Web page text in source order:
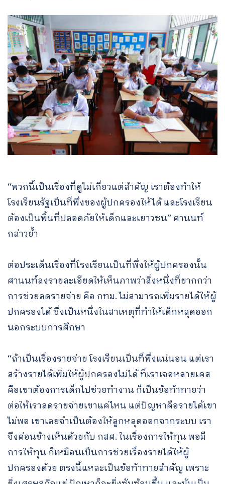
“พวกนี้เป็นเรื่องที่ดูไม่เกี่ยวแต่สำคัญ เราต้องทำให้
โรงเรียนรัฐเป็นที่พึ่งของผู้ปกครองให้ได้ และโรงเรียน
ต้องเป็นพื้นที่ปลอดภัยให้เด็กและเยาวชน” ศานนท์
กล่าวย้ำ
ต่อประเด็นเรื่องที่โรงเรียนเป็นที่พึ่งให้ผู้ปกครองนั้น
ศานนท์ลงรายละเอียดให้เห็นภาพว่าสิ่งหนึ่งที่ยากกว่า
การช่วยลดรายจ่าย คือ กทม. ไม่สามารถเพิ่มรายได้ให้ผู้
ปกครองได้ ซึ่งเป็นหนึ่งในสาเหตุที่ทำให้เด็กหลุดออก
นอกระบบการศึกษา
“ถ้าเป็นเรื่องรายจ่าย โรงเรียนเป็นที่พึ่งแน่นอน แต่เรา
สร้างรายได้เพิ่มให้ผู้ปกครองไม่ได้ ที่เราเจอหลายเคส
คือเขาต้องการเด็กไปช่วยทำงาน ก็เป็นข้อท้าทายว่า
ต่อให้เราลดรายจ่ายเขาแค่ไหน แต่ปัญหาคือรายได้เขา
ไม่พอ เขาเลยจำเป็นต้องให้ลูกหลุดออกจากระบบ เรา
จึงค่อนข้างเห็นด้วยกับ กสศ. ในเรื่องการให้ทุน พอมี
การให้ทุน ก็เหมือนเป็นการช่วยเรื่องรายได้ให้ผู้
ปกครองด้วย ตรงนี้แหละเป็นข้อท้าทายสำคัญ เพราะ